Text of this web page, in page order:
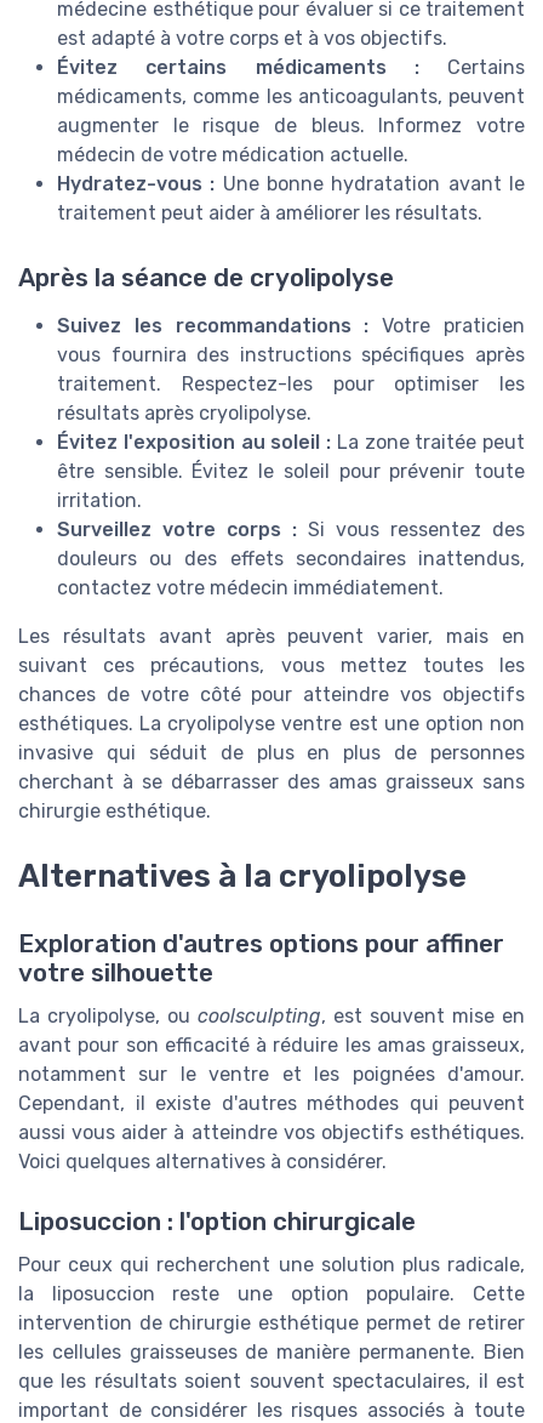
médecine esthétique pour évaluer si ce traitement
est adapté à votre corps et à vos objectifs.
Évitez certains médicaments :Certains
médicaments, comme les anticoagulants, peuvent
augmenter le risque de bleus. Informez votre
médecin de votre médication actuelle.
Hydratez-vous : Une bonne hydratation avant le
traitement peut aider à améliorer les résultats.
Après la séance de cryolipolyse
Suivez les recommandations : Votre praticien
vous fournira des instructions spécifiques après
traitement. Respectez-les pour optimiser les
résultats après cryolipolyse.
Évitez l'exposition au soleil : La zone traitée peut
être sensible. Évitez le soleil pour prévenir toute
irritation.
Surveillez votre corps : Si vous ressentez des
douleurs ou des effets secondaires inattendus,
contactez votre médecin immédiatement.
Les résultats avant après peuvent varier, mais en
suivant ces précautions, vous mettez toutes les
chances de votre côté pour atteindre vos objectifs
esthétiques. La cryolipolyse ventre est une option non
invasive qui séduit de plus en plus de personnes
cherchant à se débarrasser des amas graisseux sans
chirurgie esthétique.
Alternatives à la cryolipolyse
Exploration d'autres options pour affiner
votre silhouette
La cryolipolyse, ou coolsculpting, est souvent mise en
avant pour son efficacité à réduire les amas graisseux,
notamment sur le ventre et les poignées d'amour.
Cependant, il existe d'autres méthodes qui peuvent
aussi vous aider à atteindre vos objectifs esthétiques.
Voici quelques alternatives à considérer.
Liposuccion : l'option chirurgicale
Pour ceux qui recherchent une solution plus radicale,
la liposuccion reste une option populaire. Cette
intervention de chirurgie esthétique permet de retirer
les cellules graisseuses de manière permanente. Bien
que les résultats soient souvent spectaculaires, il est
important de considérer les risques associés à toute